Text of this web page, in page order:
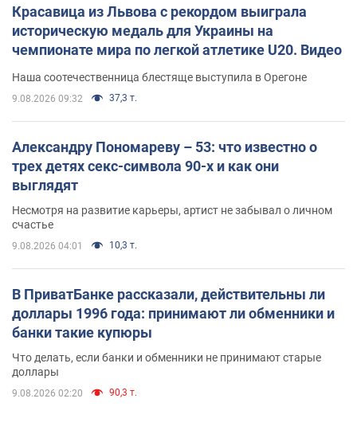
Красавица из Львова с рекордом выиграла
историческую медаль для Украины на
чемпионате мира по легкой атлетике U20. Видео
Наша соотечественница блестяще выступила в Орегоне
9.08.2026 09:32 37,3 т.
Александру Пономареву – 53: что известно о
трех детях секс-символа 90-х и как они
выглядят
Несмотря на развитие карьеры, артист не забывал о личном
счастье
9.08.2026 04:01 10,3 т.
В ПриватБанке рассказали, действительны ли
доллары 1996 года: принимают ли обменники и
банки такие купюры
Что делать, если банки и обменники не принимают старые
доллары
9.08.2026 02:20 90,3 т.